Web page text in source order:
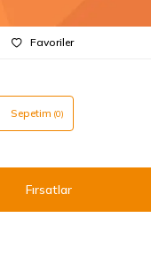
Favoriler
Sepetim (0)
Fırsatlar